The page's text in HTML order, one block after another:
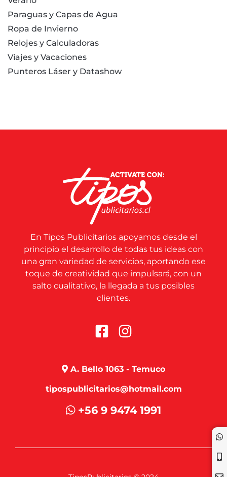
Paraguas y Capas de Agua
Ropa de Invierno
Relojes y Calculadoras
Viajes y Vacaciones
Punteros Láser y Datashow
En Tipos Publicitarios apoyamos desde el
principio el desarrollo de todas tus ideas con
una gran variedad de servicios, aportando ese
toque de creatividad que impulsará, con un
salto cualitativo, la llegada a tus posibles
clientes.
A. Bello 1063 - Temuco
tipospublicitarios@hotmail.com
+56 9 9474 1991